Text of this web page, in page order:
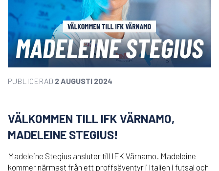
PUBLICERAD 2 AUGUSTI 2024
VÄLKOMMEN TILL IFK VÄRNAMO,
MADELEINE STEGIUS!
Madeleine Stegius ansluter till IFK Värnamo. Madeleine
kommer närmast från ett proffsäventyr i Italien i futsal och